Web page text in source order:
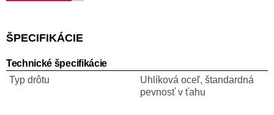
ŠPECIFIKÁCIE
Technické špecifikácie
Typ drôtu
Uhlíková oceľ, štandardná
pevnosť v ťahu